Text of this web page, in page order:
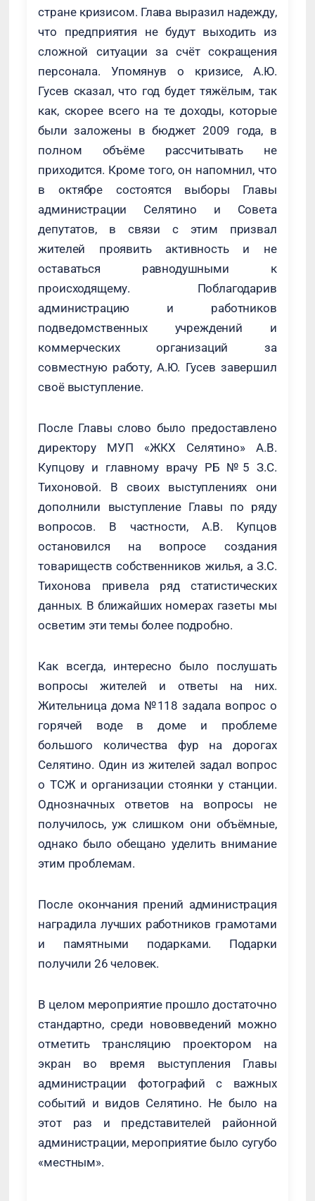
стране кризисом. Глава выразил надежду,
что предприятия не будут выходить из
сложной ситуации за счёт сокращения
персонала. Упомянув о кризисе, А.Ю.
Гусев сказал, что год будет тяжёлым, так
как, скорее всего на те доходы, которые
были заложены в бюджет 2009 года, в
полном объёме рассчитывать не
приходится. Кроме того, он напомнил, что
в октябре состоятся выборы Главы
администрации Селятино и Совета
депутатов, в связи с этим призвал
жителей проявить активность и не
оставаться равнодушными к
происходящему. Поблагодарив
администрацию и работников
подведомственных учреждений и
коммерческих организаций за
совместную работу, А.Ю. Гусев завершил
своё выступление.
После Главы слово было предоставлено
директору МУП «ЖКХ Селятино» А.В.
Купцову и главному врачу РБ №5 З.С.
Тихоновой. В своих выступлениях они
дополнили выступление Главы по ряду
вопросов. В частности, А.В. Купцов
остановился на вопросе создания
товариществ собственников жилья, а З.С.
Тихонова привела ряд статистических
данных. В ближайших номерах газеты мы
осветим эти темы более подробно.
Как всегда, интересно было послушать
вопросы жителей и ответы на них.
Жительница дома №118 задала вопрос о
горячей воде в доме и проблеме
большого количества фур на дорогах
Селятино. Один из жителей задал вопрос
о ТСЖ и организации стоянки у станции.
Однозначных ответов на вопросы не
получилось, уж слишком они объёмные,
однако было обещано уделить внимание
этим проблемам.
После окончания прений администрация
наградила лучших работников грамотами
и памятными подарками. Подарки
получили 26 человек.
В целом мероприятие прошло достаточно
стандартно, среди нововведений можно
отметить трансляцию проектором на
экран во время выступления Главы
администрации фотографий с важных
событий и видов Селятино. Не было на
этот раз и представителей районной
администрации, мероприятие было сугубо
«местным».